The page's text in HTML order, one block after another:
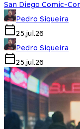
San Diego Comic-
Pedro Siqueira
25.jul.26
Pedro Siqueira
25.jul.26